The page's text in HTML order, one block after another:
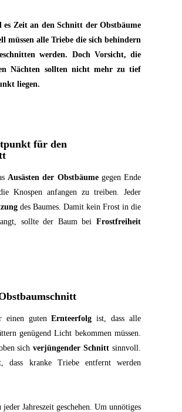
Zeit an den Schnitt der Obstbäume
müssen alle Triebe die sich behindern
werden. Doch Vorsicht, die
Nächten sollten nicht mehr zu tief
liegen.
für den
Ausästen der Obstbäumegegen Ende
Knospen anfangen zu treiben. Jeder
des Baumes. Damit kein Frost in die
sollte der Baum bei Frostfreiheit
einen gutenErnteerfolg ist, dass alle
genügend Licht bekommen müssen.
sichverjüngender Schnitt sinnvoll.
dass kranke Triebe entfernt werden
Jahreszeit geschehen. Um unnötiges